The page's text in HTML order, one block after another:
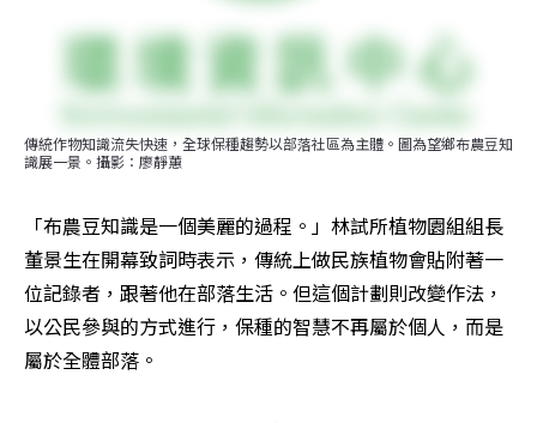
傳統作物知識流失快速，全球保種趨勢以部落社區為主體。圖為望鄉布農豆知
識展一景。攝影：廖靜蕙
「布農豆知識是一個美麗的過程。」林試所植物園組組長
董景生在開幕致詞時表示，傳統上做民族植物會貼附著一
位記錄者，跟著他在部落生活。但這個計劃則改變作法，
以公民參與的方式進行，保種的智慧不再屬於個人，而是
屬於全體部落。